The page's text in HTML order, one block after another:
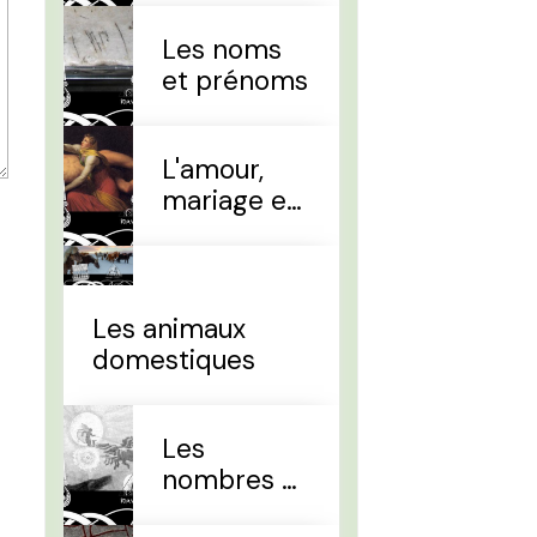
Les noms
et prénoms
L'amour,
mariage et
Les animaux
domestiques
Les
nombres et